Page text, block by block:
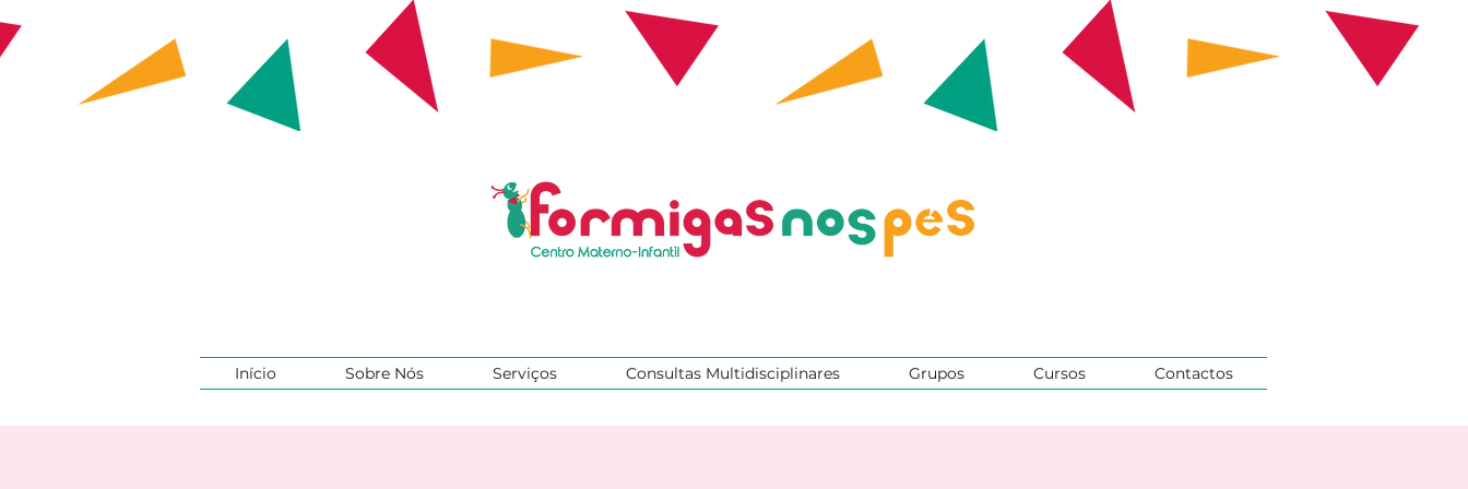
Início Sobre Nós Serviços Consultas Multidisciplinares Grupos Cursos Contactos